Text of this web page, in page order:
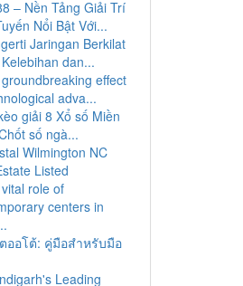
– Nền Tảng Giải Trí
Nổi Bật Với...
Jaringan Berkilat
dan...
effect
adva...
giải 8 Xổ số Miền
số ngà...
Wilmington NC
Listed
role of
centers in
ออโต้: คู่มือสำหรับมือ
Leading